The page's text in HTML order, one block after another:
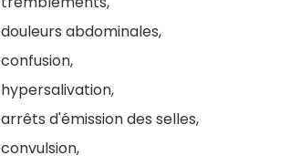
douleurs abdominales,
confusion,
hypersalivation,
arrêts d'émission des selles,
convulsion,